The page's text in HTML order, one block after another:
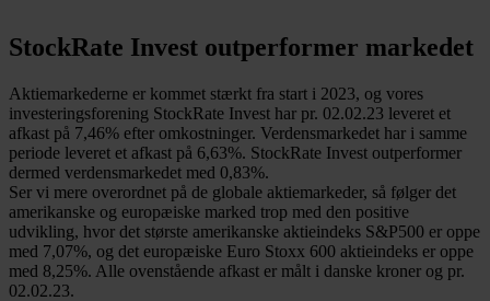
StockRate Invest outperformer markedet
Aktiemarkederne er kommet stærkt fra start i 2023, og vores
investeringsforening StockRate Invest har pr. 02.02.23 leveret et
afkast på 7,46% efter omkostninger. Verdensmarkedet har i samme
periode leveret et afkast på 6,63%. StockRate Invest outperformer
dermed verdensmarkedet med 0,83%.
Ser vi mere overordnet på de globale aktiemarkeder, så følger det
amerikanske og europæiske marked trop med den positive
udvikling, hvor det største amerikanske aktieindeks S&P500 er oppe
med 7,07%, og det europæiske Euro Stoxx 600 aktieindeks er oppe
med 8,25%. Alle ovenstående afkast er målt i danske kroner og pr.
02.02.23.